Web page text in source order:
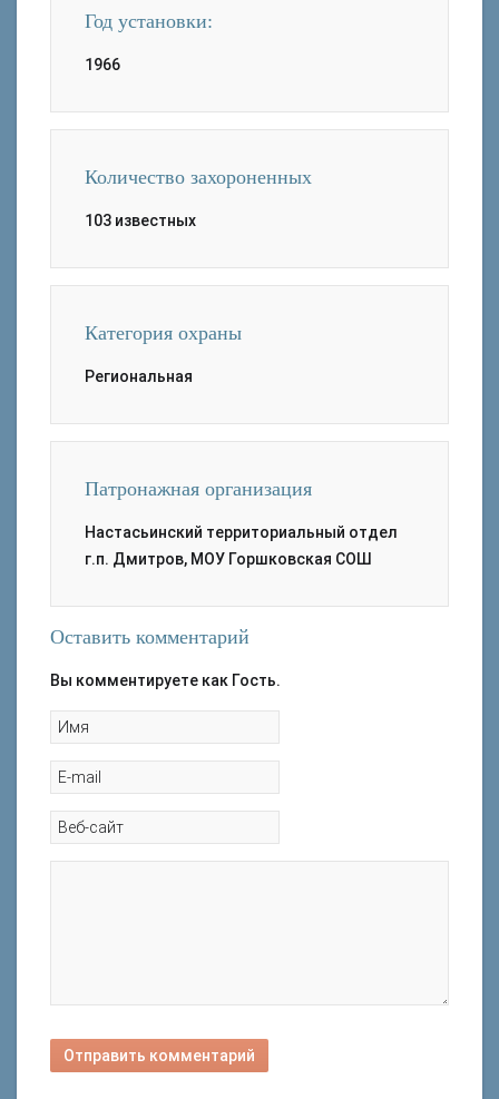
Год установки:
1966
Количество захороненных
103 известных
Категория охраны
Региональная
Патронажная организация
Настасьинский территориальный отдел
г.п. Дмитров, МОУ Горшковская СОШ
Оставить комментарий
Вы комментируете как Гость.
Отправить комментарий